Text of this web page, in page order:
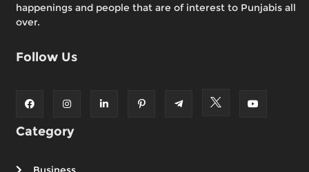
happenings and people that are of interest to Punjabis all
over.
Follow Us
Category